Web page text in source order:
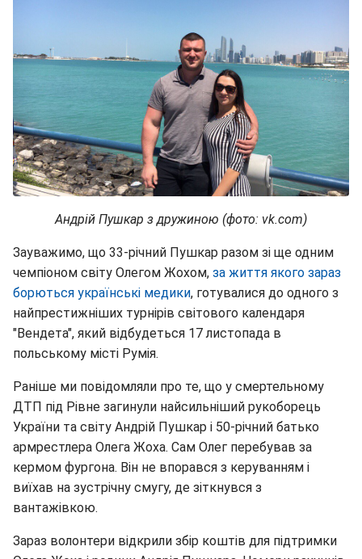
Андрій Пушкар з дружиною (фото: vk.com)
Зауважимо, що 33-річний Пушкар разом зі ще одним
чемпіоном світу Олегом Жохом, за життя якого зараз
борються українські медики, готувалися до одного з
найпрестижніших турнірів світового календаря
"Вендета", який відбудеться 17 листопада в
польському місті Румія.
Раніше ми повідомляли про те, що у смертельному
ДТП під Рівне загинули найсильніший рукоборець
України та світу Андрій Пушкар і 50-річний батько
армрестлера Олега Жоха. Сам Олег перебував за
кермом фургона. Він не впорався з керуванням і
виїхав на зустрічну смугу, де зіткнувся з
вантажівкою.
Зараз волонтери відкрили збір коштів для підтримки